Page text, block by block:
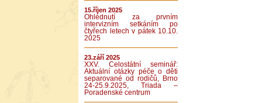
15.říjen 2025
Ohlédnutí za prvním
intervizním setkáním po
čtyřech letech v pátek 10.10.
2025
23.září 2025
XXV. Celostátní seminář:
Aktuální otázky péče o děti
separované od rodičů, Brno
24-25.9.2025, Triada –
Poradenské centrum